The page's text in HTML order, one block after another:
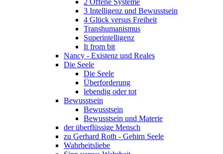
3 Intelligenz und Bewusstsein
4 Glück versus Freiheit
Transhumanismus
Superintelligenz
It from bit
Nancy - Existenz und Reales
Die Seele
Die Seele
Überforderung
lebendig oder tot
Bewusstsein
Bewusstsein
Bewusstsein und Materie
der überflüssige Mensch
zu Gerhard Roth - Gehirn Seele
Wahrheitsliebe